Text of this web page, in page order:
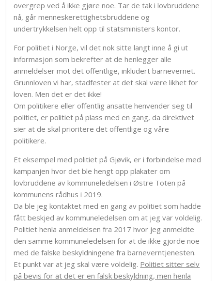
overgrep ved å ikke gjøre noe. Tar de tak i lovbruddene
nå, går menneskerettighetsbruddene og
undertrykkelsen helt opp til statsministers kontor.
For politiet i Norge, vil det nok sitte langt inne å gi ut
informasjon som bekrefter at de henlegger alle
anmeldelser mot det offentlige, inkludert barnevernet.
Grunnloven vi har, stadfester at det skal være likhet for
loven. Men det er det ikke!
Om politikere eller offentlig ansatte henvender seg til
politiet, er politiet på plass med en gang, da direktivet
sier at de skal prioritere det offentlige og våre
politikere.
Et eksempel med politiet på Gjøvik, er i forbindelse med
kampanjen hvor det ble hengt opp plakater om
lovbruddene av kommuneledelsen i Østre Toten på
kommunens rådhus i 2019.
Da ble jeg kontaktet med en gang av politiet som hadde
fått beskjed av kommuneledelsen om at jeg var voldelig.
Politiet henla anmeldelsen fra 2017 hvor jeg anmeldte
den samme kommuneledelsen for at de ikke gjorde noe
med de falske beskyldningene fra barneverntjenesten.
Et punkt var at jeg skal være voldelig. Politiet sitter selv
på bevis for at det er en falsk beskyldning,men henla